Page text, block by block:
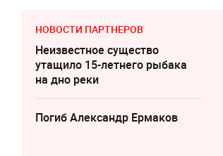
НОВОСТИ ПАРТНЕРОВ
Неизвестное существо
утащило 15-летнего рыбака
на дно реки
Погиб Александр Ермаков